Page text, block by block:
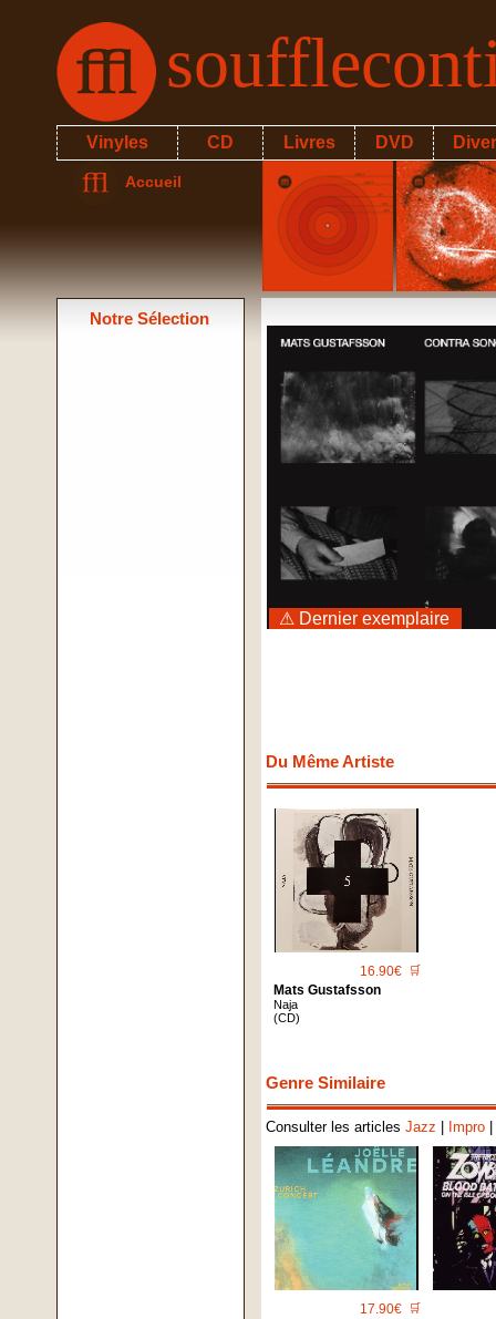
Vinyles CD Livres DVD
Accueil
Notre Sélection
⚠ Dernier exemplaire
Du Même Artiste
16.90€ 🛒
Mats Gustafsson
Naja
(CD)
Genre Similaire
Consulter les articlesJazz Impro
17.90€ 🛒